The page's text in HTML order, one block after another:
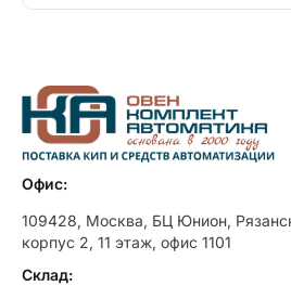
Офис:
109428, Москва, БЦ Юнион,
корпус 2, 11 этаж, офис 1101
Склад: